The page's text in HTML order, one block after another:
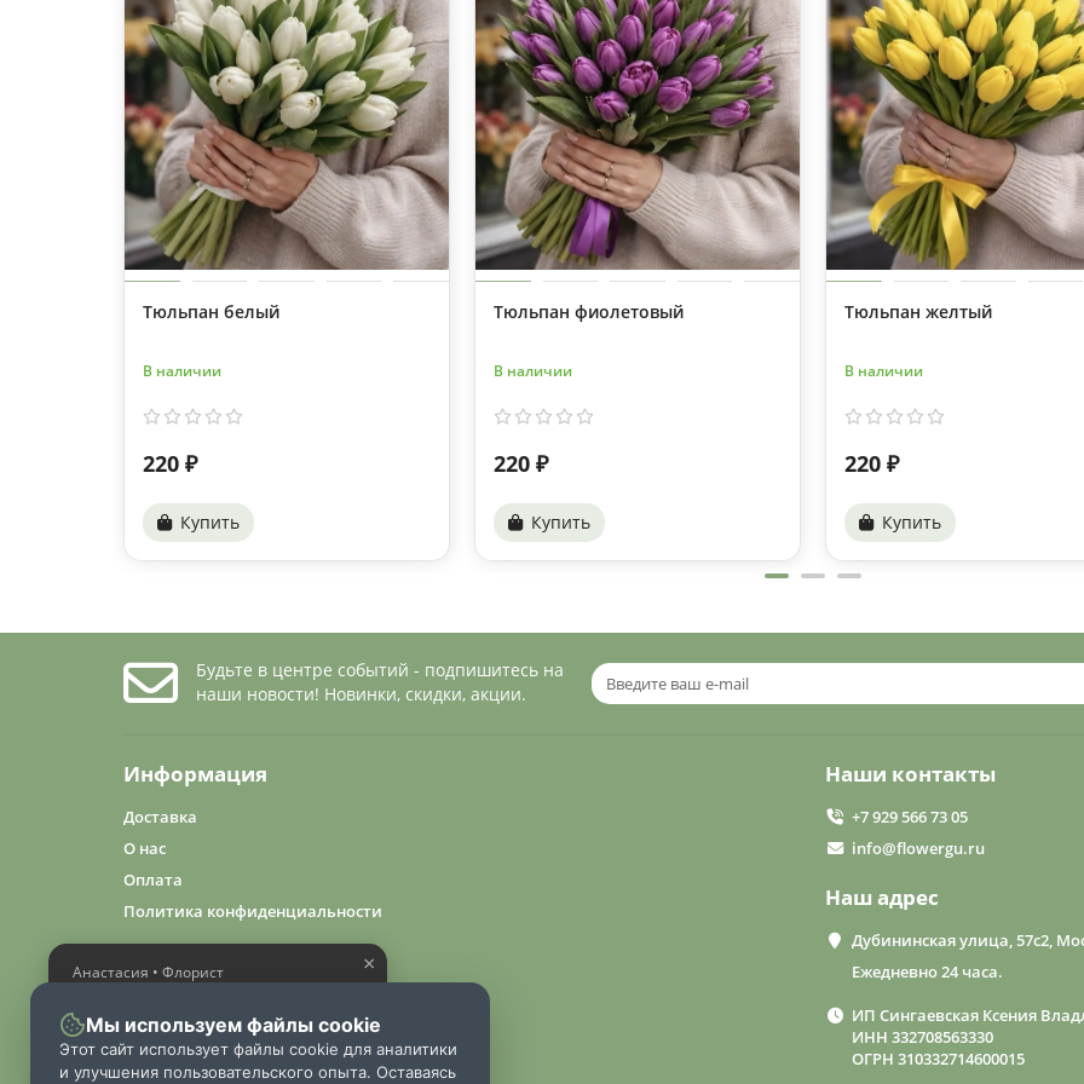
Тюльпан белый
В наличии
220 ₽
Купить
Тюльпан фиолетовый
В наличии
220 ₽
Купить
Тюльпан желтый
В наличии
220 ₽
Купить
Будьте в центре событий - подпишитесь на
наши новости! Новинки, скидки, акции.
Информация
Доставка
О нас
Оплата
Политика конфиденциальности
Наши контакты
+7 929 566 73 05
info@flowergu.ru
Наш адрес
Дубининская улица, 57с2,
Ежедневно 24 часа.
ИП Сингаевская Ксения
ИНН 332708563330
ОГРН 310332714600015
×
Анастасия • Флорист
букет
Мы используем файлы cookie
Этот сайт использует файлы cookie для аналитики
и улучшения пользовательского опыта. Оставаясь